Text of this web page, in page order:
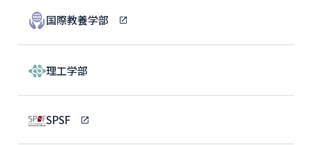
国際教養学部
理工学部
SPSF